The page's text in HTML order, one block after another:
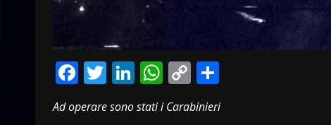
Facebook
Twitter
LinkedIn
WhatsApp
Copy
Link
Ad operare sono stati i Carabinieri